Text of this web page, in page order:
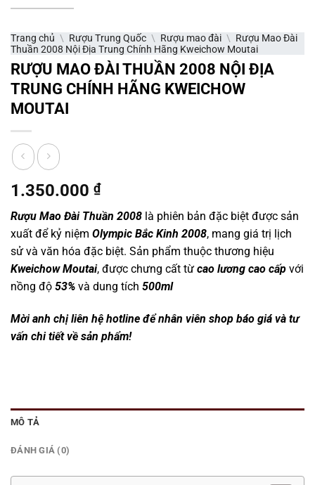
Trang chủ \ Rượu Trung Quốc \ Rượu mao đài \ Rượu Mao Đài
Thuần 2008 Nội Địa Trung Chính Hãng Kweichow Moutai
RƯỢU MAO ĐÀI THUẦN 2008 NỘI ĐỊA
TRUNG CHÍNH HÃNG KWEICHOW
MOUTAI
1.350.000 ₫
Rượu Mao Đài Thuần 2008 là phiên bản đặc biệt được sản
xuất để kỷ niệm Olympic Bắc Kinh 2008, mang giá trị lịch
sử và văn hóa đặc biệt. Sản phẩm thuộc thương hiệu
Kweichow Moutai, được chưng cất từ cao lương cao cấp với
nồng độ 53% và dung tích 500ml
Mời anh chị liên hệ hotline để nhân viên shop báo giá và tư
vấn chi tiết về sản phẩm!
MÔ TẢ
ĐÁNH GIÁ (0)